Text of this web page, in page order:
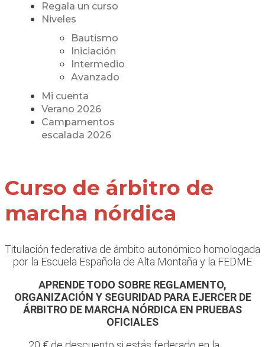
Regala un curso
Niveles
Bautismo
Iniciación
Intermedio
Avanzado
Mi cuenta
Verano 2026
Campamentos
escalada 2026
Curso de árbitro de
marcha nórdica
Titulación federativa de ámbito autonómico homologada
por la Escuela Española de Alta Montaña y la FEDME
APRENDE TODO SOBRE REGLAMENTO,
ORGANIZACIÓN Y SEGURIDAD PARA EJERCER DE
ÁRBITRO DE MARCHA NÓRDICA EN PRUEBAS
OFICIALES